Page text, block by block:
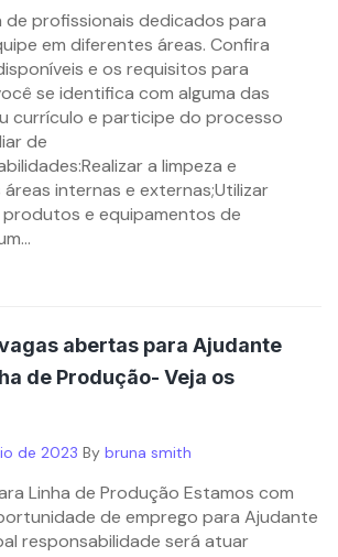
de profissionais dedicados para
em diferentes áreas. Confira
e os requisitos para
se identifica com alguma das
currículo e participe do processo
de
a limpeza e
internas e externas;Utilizar
e equipamentos de
abertas para Ajudante
de Produção- Veja os
de 2023 By bruna smith
Linha de Produção Estamos com
de emprego para Ajudante
responsabilidade será atuar